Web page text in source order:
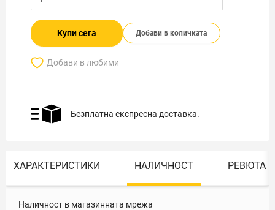
Купи сега Добави в количката
Добави в любими
Безплатна експресна доставка.
ХАРАКТЕРИСТИКИ НАЛИЧНОСТ РЕВЮТА
Наличност в магазинната мрежа